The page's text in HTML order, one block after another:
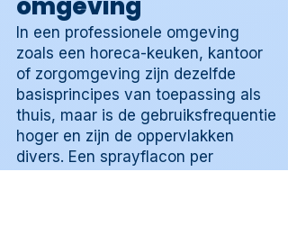
omgeving
In een professionele omgeving
zoals een horeca-keuken, kantoor
of zorgomgeving zijn dezelfde
basisprincipes van toepassing als
thuis, maar is de gebruiksfrequentie
hoger en zijn de oppervlakken
divers. Een sprayflacon per